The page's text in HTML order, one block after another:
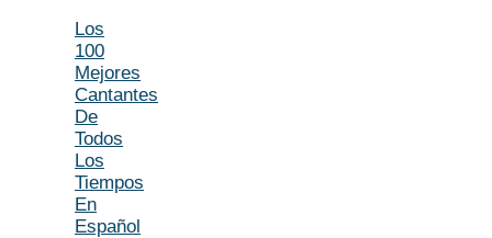
Los
100
Mejores
Cantantes
De
Todos
Los
Tiempos
En
Español